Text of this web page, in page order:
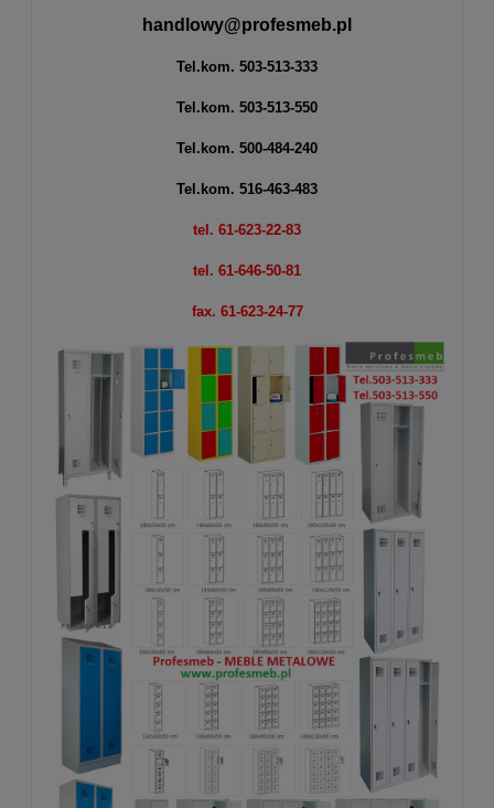
handlowy@profesmeb.pl
Tel.kom. 503-513-333
Tel.kom. 503-513-550
Tel.kom. 500-484-240
Tel.kom. 516-463-483
tel. 61-623-22-83
tel. 61-646-50-81
fax. 61-623-24-77